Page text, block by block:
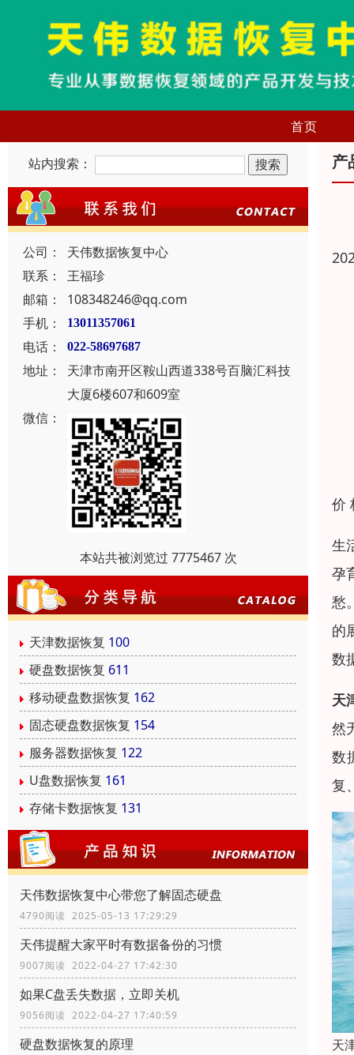
首页
站内搜索：
公司：
天伟数据恢复中心
联系：
王福珍
邮箱：
108348246@qq.com
手机：
13011357061
电话： 022-58697687
地址：
天津市南开区鞍山西道338号百脑汇科技
大厦6楼607和609室
微信：
本站共被浏览过 7775467 次
天津数据恢复 100
硬盘数据恢复 611
移动硬盘数据恢复 162
固态硬盘数据恢复 154
服务器数据恢复 122
U盘数据恢复 161
存储卡数据恢复 131
天伟数据恢复中心带您了解固态硬盘
4790阅读 2025-05-13 17:29:29
天伟提醒大家平时有数据备份的习惯
9007阅读 2022-04-27 17:42:30
如果C盘丢失数据，立即关机
9056阅读 2022-04-27 17:40:59
硬盘数据恢复的原理
产
价
生
孕
愁
的
数
天
然
数
复
天